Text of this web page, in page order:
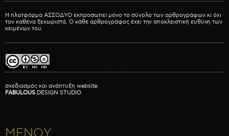
Η πλατφόρμα ΑΣΣΟΔΥΟ εκπροσωπεί μόνο το σύνολο των αρθρογράφων κι όχι
τον καθένα ξεχωριστά. Ο κάθε αρθρογράφος έχει την αποκλειστική ευθύνη των
κειμένων του.
σχεδιασμός και ανάπτυξη website:
FABULOUS DESIGN STUDIO
ΜΕΝΟΥ